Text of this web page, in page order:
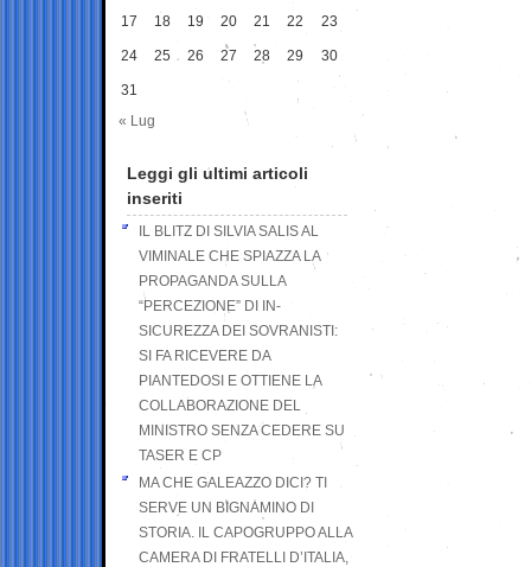
17 18 19 20 21 22 23
24 25 26 27 28 29 30
31
« Lug
Leggi gli ultimi articoli
inseriti
IL BLITZ DI SILVIA SALIS AL
VIMINALE CHE SPIAZZA LA
PROPAGANDA SULLA
“PERCEZIONE” DI IN-
SICUREZZA DEI SOVRANISTI:
SI FA RICEVERE DA
PIANTEDOSI E OTTIENE LA
COLLABORAZIONE DEL
MINISTRO SENZA CEDERE SU
TASER E CP
MA CHE GALEAZZO DICI? TI
SERVE UN BIGNAMINO DI
STORIA. IL CAPOGRUPPO ALLA
CAMERA DI FRATELLI D’ITALIA,